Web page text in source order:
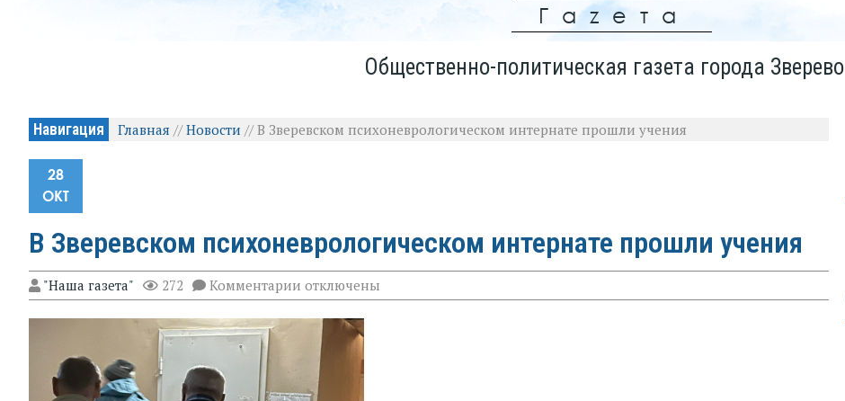
Гаzета
Общественно-политическая газета города Зверево
Навигация Главная //Новости //В Зверевском психоневрологическом интернате прошли учения
28
ОКТ
В Зверевском психоневрологическом интернате прошли учения
"Наша газета" 272 Комментарии к
записи
В
Зверевском
психоневрологическом
интернате
прошли
учения
отключены